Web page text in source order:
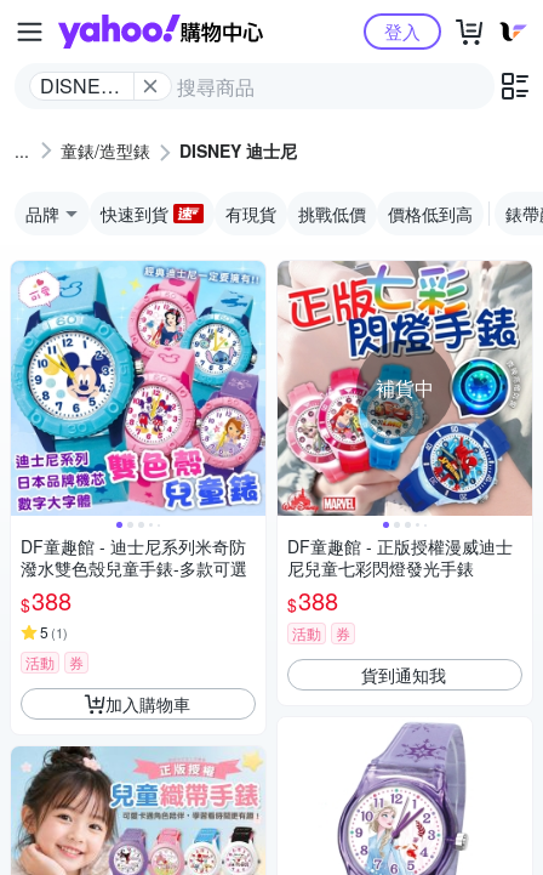
Yahoo購物中心
DISNEY
登入
童錶/造型錶 DISNEY 迪士尼
品牌 快速到貨 有現貨 挑戰低價 價格低到高 錶
DF童趣館 - 迪士尼系列米奇防
潑水雙色殼兒童手錶-多款可選
$388
5 (1)
活動 券
加入購物車
補貨中
DF童趣館 - 正版授權漫威迪士
尼兒童七彩閃燈發光手錶
$388
活動 券
貨到通知我